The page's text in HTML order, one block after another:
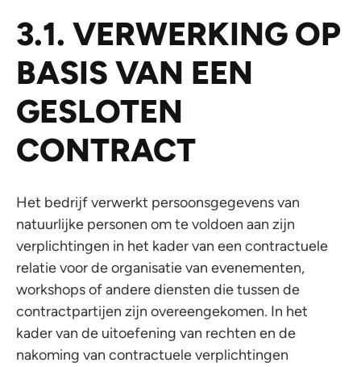
3.1. VERWERKING OP
BASIS VAN EEN
GESLOTEN
CONTRACT
Het bedrijf verwerkt persoonsgegevens van
natuurlijke personen om te voldoen aan zijn
verplichtingen in het kader van een contractuele
relatie voor de organisatie van evenementen,
workshops of andere diensten die tussen de
contractpartijen zijn overeengekomen. In het
kader van de uitoefening van rechten en de
nakoming van contractuele verplichtingen